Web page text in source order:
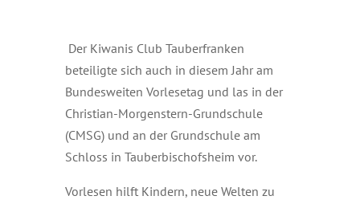
Der Kiwanis Club Tauberfranken
beteiligte sich auch in diesem Jahr am
Bundesweiten Vorlesetag und las in der
Christian-Morgenstern-Grundschule
(CMSG) und an der Grundschule am
Schloss in Tauberbischofsheim vor.
Vorlesen hilft Kindern, neue Welten zu